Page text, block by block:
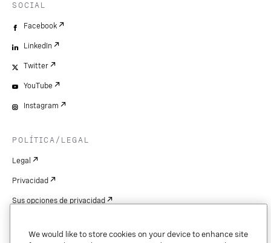
SOCIAL
Facebook
LinkedIn
Twitter
YouTube
Instagram
POLÍTICA/LEGAL
Legal
Privacidad
Sus opciones de privacidad
We would like to store cookies on your device to enhance site